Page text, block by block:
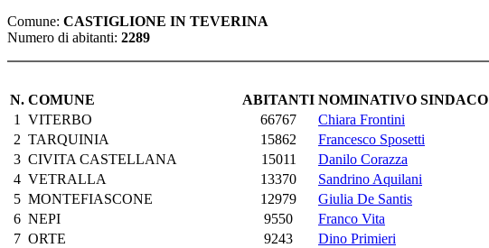
Comune: CASTIGLIONE IN TEVERINA
Numero di abitanti: 2289
N. COMUNE ABITANTI NOMINATIVO SINDACO
1
VITERBO 66767
Chiara Frontini
2 TARQUINIA 15862
Francesco Sposetti
3 CIVITA CASTELLANA 15011
Danilo Corazza
4 VETRALLA 13370
Sandrino Aquilani
5 MONTEFIASCONE 12979
Giulia De Santis
6 NEPI 9550
Franco Vita
7 ORTE 9243
Dino Primieri